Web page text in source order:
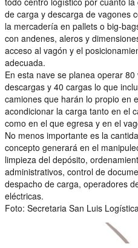
de carga y descarga de vagones
la mercadería en pallets o big-
con andenes, aleros y
acceso al vagón y el
adecuada.
En esta nave se planea operar
descargas y 40 cargas lo que
camiones que harán lo propio en
acondicionar la carga tanto en el
como en el que egresa y en el
No menos importante es la
concepto generará en el
limpieza del depósito,
administrativos, control de
despacho de carga, operadores
eléctricas.
Foto: Secretaria San Luis Logística